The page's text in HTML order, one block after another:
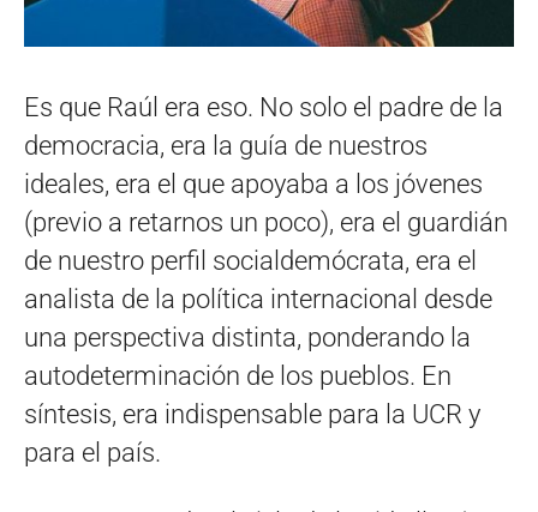
Es que Raúl era eso. No solo el padre de la
democracia, era la guía de nuestros
ideales, era el que apoyaba a los jóvenes
(previo a retarnos un poco), era el guardián
de nuestro perfil socialdemócrata, era el
analista de la política internacional desde
una perspectiva distinta, ponderando la
autodeterminación de los pueblos. En
síntesis, era indispensable para la UCR y
para el país.